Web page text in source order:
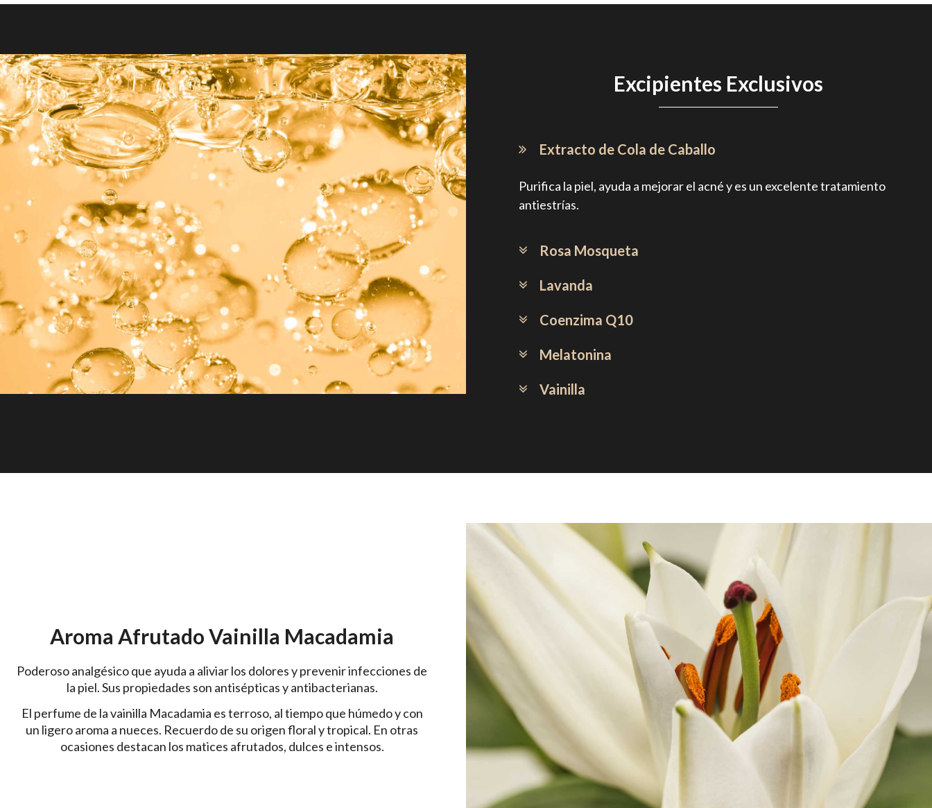
Excipientes Exclusivos
Extracto de Cola de Caballo
Purifica la piel, ayuda a mejorar el acné y es un excelente tratamiento
antiestrías.
Rosa Mosqueta
Lavanda
Coenzima Q10
Melatonina
Vainilla
Aroma Afrutado Vainilla Macadamia
Poderoso analgésico que ayuda a aliviar los dolores y prevenir infecciones de
la piel. Sus propiedades son antisépticas y antibacterianas.
El perfume de la vainilla Macadamia es terroso, al tiempo que húmedo y con
un ligero aroma a nueces. Recuerdo de su origen floral y tropical. En otras
ocasiones destacan los matices afrutados, dulces e intensos.